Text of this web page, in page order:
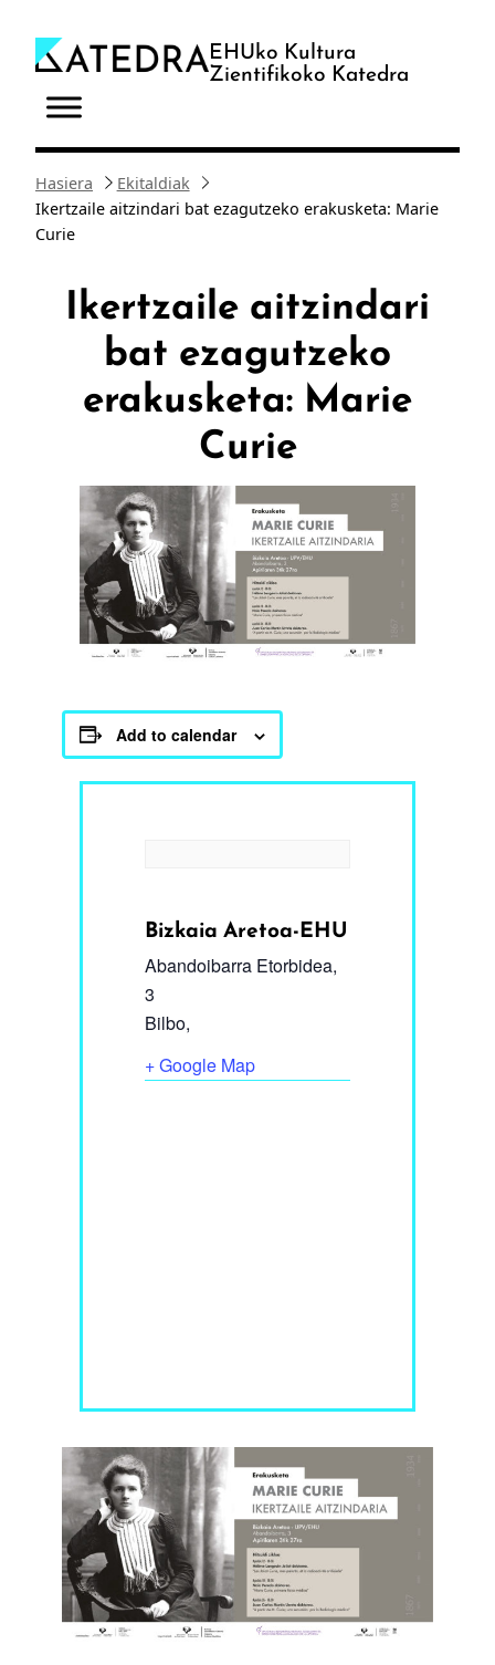
edukira
EHUko Kultura
Zientifikoko Katedra
Hasiera
Ekitaldiak
Ikertzaile aitzindari bat ezagutzeko erakusketa: Marie
Curie
Ikertzaile aitzindari
bat ezagutzeko
erakusketa: Marie
Curie
Add to calendar
Bizkaia Aretoa-EHU
Abandoibarra Etorbidea,
3
Bilbo,
+ Google Map